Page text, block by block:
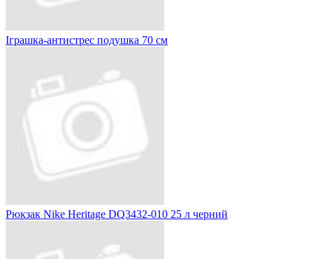
Іграшка-антистрес подушка 70 см
Рюкзак Nike Heritage DQ3432-010 25 л черний